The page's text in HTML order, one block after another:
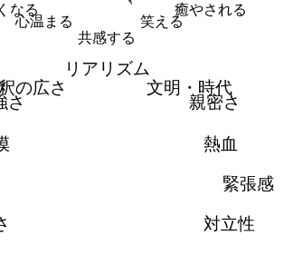
癒やされる
笑える
共感する
心温まる
なる
リアリズム
文明・時代
親密さ
熱血
緊張感
対立性
さ
の広さ